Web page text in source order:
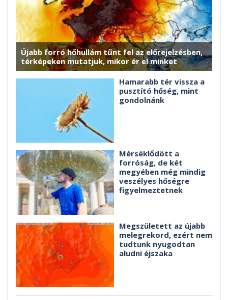
Újabb forró hőhullám tűnt fel az előrejelzésben,
térképeken mutatjuk, mikor ér el minket
Hamarabb tér vissza a
pusztító hőség, mint
gondolnánk
Mérséklődött a
forróság, de két
megyében még mindig
veszélyes hőségre
figyelmeztetnek
Megszületett az újabb
melegrekord, ezért nem
tudtunk nyugodtan
aludni éjszaka